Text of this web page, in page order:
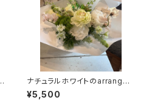
ナチュラルホワイトのarrange
ment（TA31）
¥5,500